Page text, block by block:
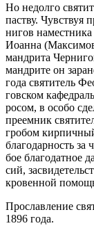
Но недол­го
паст­ву. Чув­ствуя
ни­гов
Иоан­на
манд­ри­та
манд­ри­те он
го­да свя­ти­тель
гов­ском
ро­сом, в осо­бо
пре­ем­ник
гро­бом
бла­го­дар­ность
бое бла­го­дат­ное
сий,
кро­вен­ной
Про­слав­ле­ние
1896 го­да.